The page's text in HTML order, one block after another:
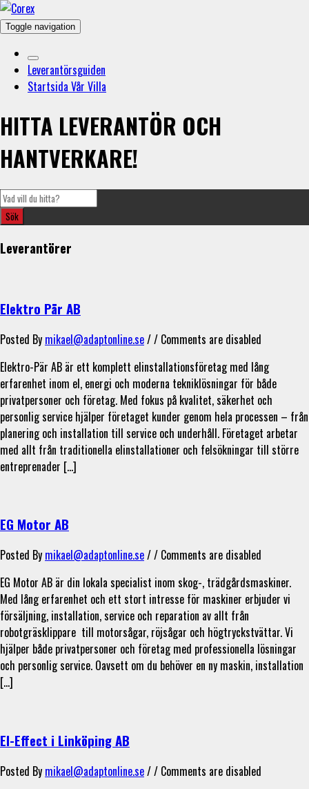
Toggle navigation
Leverantörsguiden
Startsida Vår Villa
HITTA LEVERANTÖR OCH
HANTVERKARE!
Leverantörer
Elektro Pär AB
Posted By mikael@adaptonline.se/ / Comments are disabled
Elektro-Pär AB är ett komplett elinstallationsföretag med lång
erfarenhet inom el, energi och moderna tekniklösningar för både
privatpersoner och företag. Med fokus på kvalitet, säkerhet och
personlig service hjälper företaget kunder genom hela processen – från
planering och installation till service och underhåll. Företaget arbetar
med allt från traditionella elinstallationer och felsökningar till större
entreprenader […]
EG Motor AB
Posted By mikael@adaptonline.se/ / Comments are disabled
EG Motor AB är din lokala specialist inom skog-, trädgårdsmaskiner.
Med lång erfarenhet och ett stort intresse för maskiner erbjuder vi
försäljning, installation, service och reparation av allt från
robotgräsklippare till motorsågar, röjsågar och högtryckstvättar. Vi
hjälper både privatpersoner och företag med professionella lösningar
och personlig service. Oavsett om du behöver en ny maskin, installation
[…]
El-Effect i Linköping AB
Posted By mikael@adaptonline.se/ / Comments are disabled